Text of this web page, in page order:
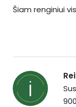
Šiam renginiui